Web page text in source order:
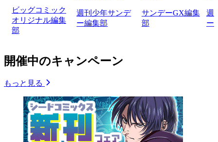
ビッグコミック
オリジナル編集
部
週刊少年サンデ
ー編集部
サンデーGX編集
部
週
ー
開催中のキャンペーン
もっと見る